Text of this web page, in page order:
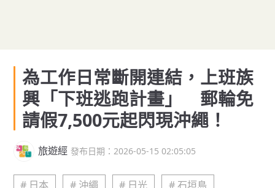
為工作日常斷開連結，上班族
興「下班逃跑計畫」 郵輪免
請假7,500元起閃現沖繩！
旅遊經 發布日期：2026-05-15 02:05:05
# 日本 # 沖繩 # 日光
# 石垣島